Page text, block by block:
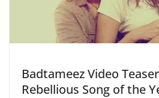
Badtameez Video
Rebellious Song of the